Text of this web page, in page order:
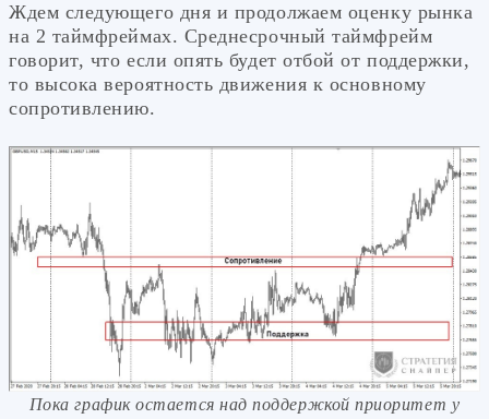
Ждем следующего дня и продолжаем оценку рынка
на 2 таймфреймах. Среднесрочный таймфрейм
говорит, что если опять будет отбой от поддержки,
то высока вероятность движения к основному
сопротивлению.
Пока график остается над поддержкой приоритет у